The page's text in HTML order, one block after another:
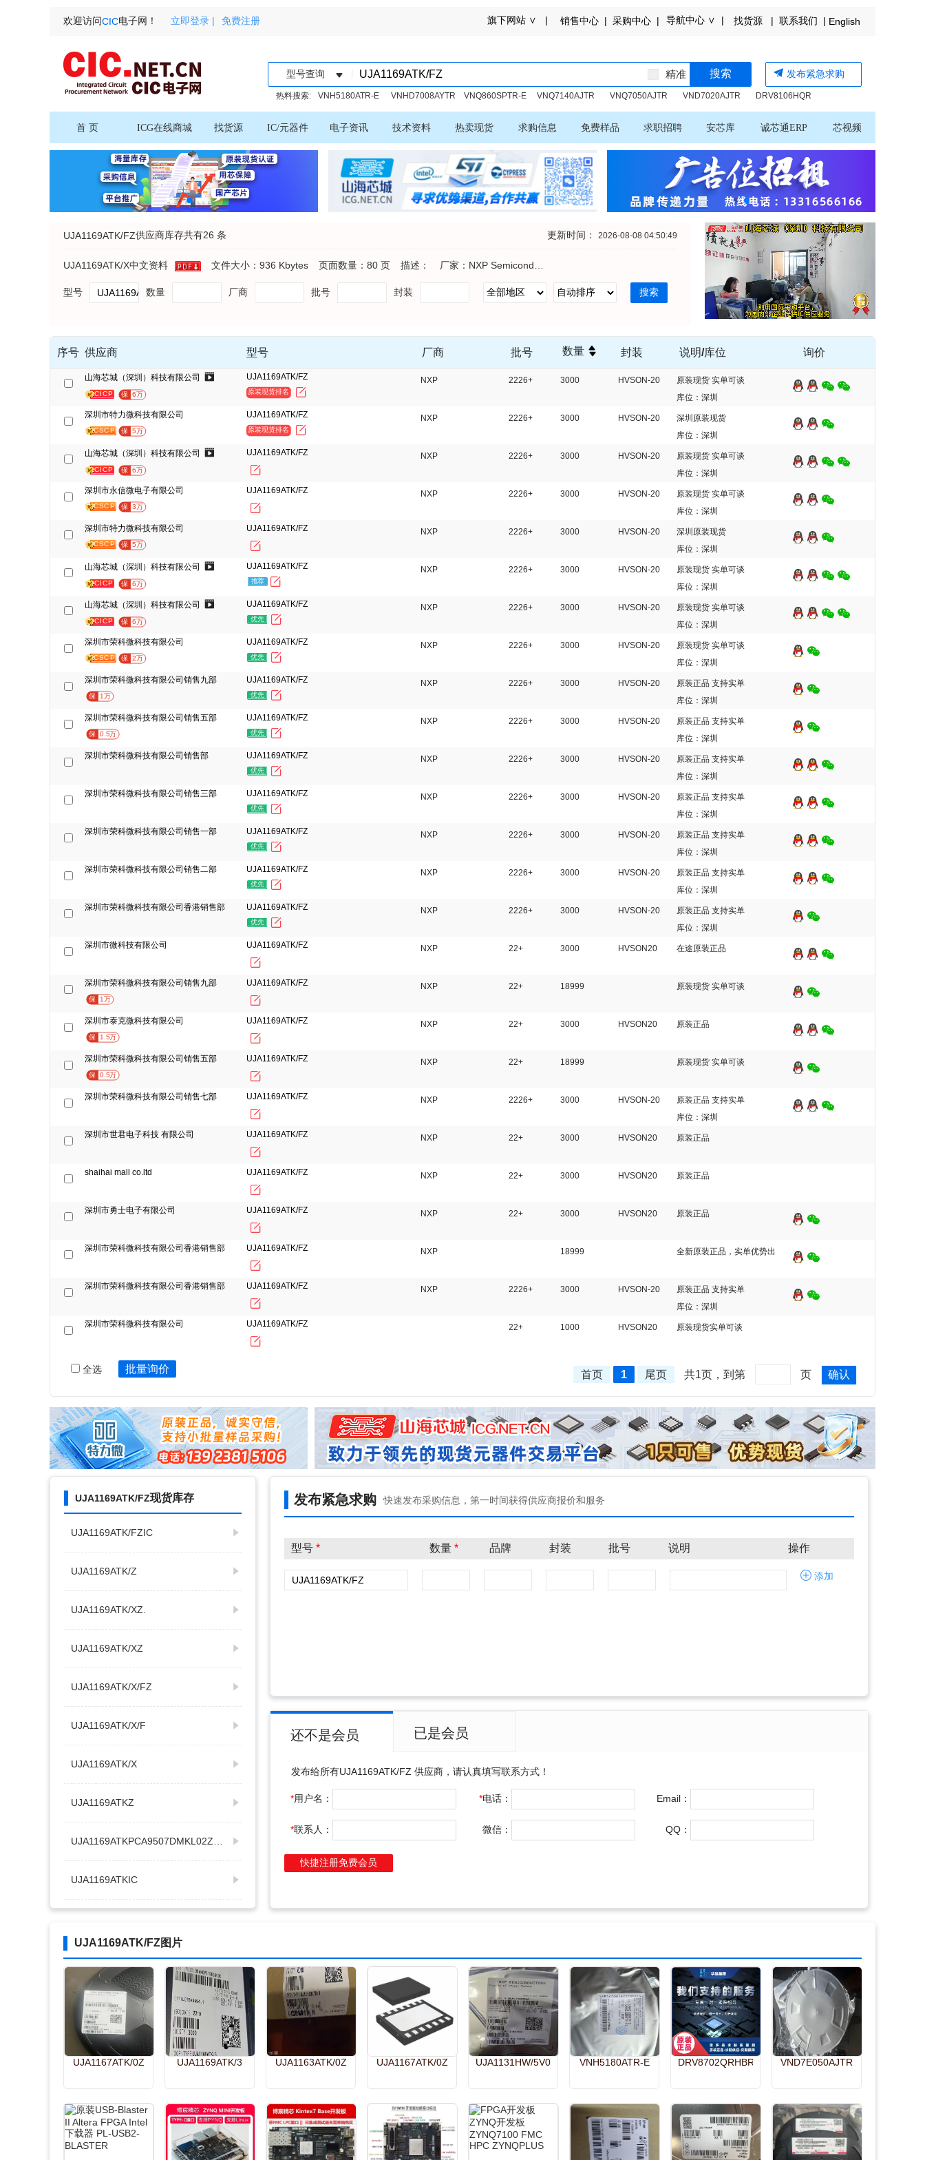
欢迎访问CIC电子网！ 立即登录 | 免费注册 旗下网站 ∨ | 销售中心 | 采购中心 | 导航中心 ∨ | 找货源 | 联系我们 | English
型号查询 精准 搜索 发布紧急求购
热料搜索: VNH5180ATR-E VNHD7008AYTR VNQ860SPTR-E VNQ7140AJTR VNQ7050AJTR VND7020AJTR
首 页 ICG在线商城 找货源 IC/元器件 电子资讯 技术资料 热卖现货 求购信息 免费样品 求职招聘 安芯库 诚芯通ERP 芯视频
UJA1169ATK/FZ供应商库存共有26 条 更新时间： 2026-08-08 04:50:49
UJA1169ATK/X中文资料 文件大小：936 Kbytes 页面数量：80 页 描述：
型号 数量 厂商 批号 封装 搜索
序号 供应商 型号 厂商 批号 数量 封装 说明/库位 询价
山海芯城（深圳）科技有限公司
CICP 保 6万
UJA1169ATK/FZ
原装现货排名
NXP 2226+ 3000 HVSON-20
原装现货 实单可谈
库位：深圳
深圳市特力微科技有限公司
CSCP 保 5万
UJA1169ATK/FZ
原装现货排名
NXP 2226+ 3000 HVSON-20
深圳原装现货
库位：深圳
山海芯城（深圳）科技有限公司
CICP 保 6万
UJA1169ATK/FZ NXP 2226+ 3000 HVSON-20
原装现货 实单可谈
库位：深圳
深圳市永信微电子有限公司
CSCP 保 3万
UJA1169ATK/FZ NXP 2226+ 3000 HVSON-20
原装现货 实单可谈
库位：深圳
深圳市特力微科技有限公司
CSCP 保 5万
UJA1169ATK/FZ NXP 2226+ 3000 HVSON-20
深圳原装现货
库位：深圳
山海芯城（深圳）科技有限公司
CICP 保 6万
UJA1169ATK/FZ
推荐
NXP 2226+ 3000 HVSON-20
原装现货 实单可谈
库位：深圳
山海芯城（深圳）科技有限公司
CICP 保 6万
UJA1169ATK/FZ
优先
NXP 2226+ 3000 HVSON-20
原装现货 实单可谈
库位：深圳
深圳市荣科微科技有限公司
CSCP 保 2万
UJA1169ATK/FZ
优先
NXP 2226+ 3000 HVSON-20
原装现货 实单可谈
库位：深圳
深圳市荣科微科技有限公司销售九部
保 1万
UJA1169ATK/FZ
优先
NXP 2226+ 3000 HVSON-20
原装正品 支持实单
库位：深圳
深圳市荣科微科技有限公司销售五部
保 0.5万
UJA1169ATK/FZ
优先
NXP 2226+ 3000 HVSON-20
原装正品 支持实单
库位：深圳
深圳市荣科微科技有限公司销售部
UJA1169ATK/FZ
优先
NXP 2226+ 3000 HVSON-20
原装正品 支持实单
库位：深圳
深圳市荣科微科技有限公司销售三部
UJA1169ATK/FZ
优先
NXP 2226+ 3000 HVSON-20
原装正品 支持实单
库位：深圳
深圳市荣科微科技有限公司销售一部
UJA1169ATK/FZ
优先
NXP 2226+ 3000 HVSON-20
原装正品 支持实单
库位：深圳
深圳市荣科微科技有限公司销售二部
UJA1169ATK/FZ
优先
NXP 2226+ 3000 HVSON-20
原装正品 支持实单
库位：深圳
深圳市荣科微科技有限公司香港销售部
UJA1169ATK/FZ
优先
NXP 2226+ 3000 HVSON-20
原装正品 支持实单
库位：深圳
深圳市微科技有限公司
UJA1169ATK/FZ NXP 22+ 3000 HVSON20 在途原装正品
深圳市荣科微科技有限公司销售九部
保 1万
UJA1169ATK/FZ NXP 22+ 18999 原装现货 实单可谈
深圳市泰克微科技有限公司
保 1.5万
UJA1169ATK/FZ NXP 22+ 3000 HVSON20 原装正品
深圳市荣科微科技有限公司销售五部
保 0.5万
UJA1169ATK/FZ NXP 22+ 18999 原装现货 实单可谈
深圳市荣科微科技有限公司销售七部 UJA1169ATK/FZ NXP 2226+ 3000 HVSON-20
原装正品 支持实单
库位：深圳
深圳市世君电子科技 有限公司
UJA1169ATK/FZ NXP 22+ 3000 HVSON20 原装正品
shaihai mall co.ltd UJA1169ATK/FZ NXP 22+ 3000 HVSON20 原装正品
深圳市勇士电子有限公司 UJA1169ATK/FZ NXP 22+ 3000 HVSON20 原装正品
深圳市荣科微科技有限公司香港销售部 UJA1169ATK/FZ NXP 18999 全新原装正品，实单优势出
深圳市荣科微科技有限公司香港销售部 UJA1169ATK/FZ NXP 2226+ 3000 HVSON-20
原装正品 支持实单
库位：深圳
深圳市荣科微科技有限公司
UJA1169ATK/FZ 22+ 1000 HVSON20 原装现货实单可谈
全选 批量询价 首页 1 尾页 共1页，到第 页 确认
UJA1169ATK/FZ现货库存
UJA1169ATK/FZIC
UJA1169ATK/Z
UJA1169ATK/XZ.
UJA1169ATK/XZ
UJA1169ATK/X/FZ
UJA1169ATK/X/F
UJA1169ATK/X
UJA1169ATKZ
UJA1169ATKIC
UJA1169TK存储IC
UJA1169TKZ存储IC
UJA1169TKZ
UJA1169TK431
UJA1169TK/XZIC
发布紧急求购 快速发布采购信息，第一时间获得供应商报价和服务
型号 * 数量 * 品牌 封装 批号 说明 操作
添加
还不是会员 已是会员
发布给所有UJA1169ATK/FZ 供应商，请认真填写联系方式！
*用户名： *电话： Email：
*联系人： 微信： QQ：
快捷注册免费会员
UJA1169ATK/FZ图片
UJA1167ATK/0Z UJA1169ATK/3 UJA1163ATK/0Z UJA1167ATK/0Z UJA1131HW/5V0 VNH5180ATR-E DRV8702QRHBRQ1 VND7E050AJTR